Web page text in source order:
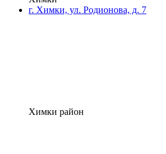
г. Химки, ул. Родионова, д. 7
Химки район